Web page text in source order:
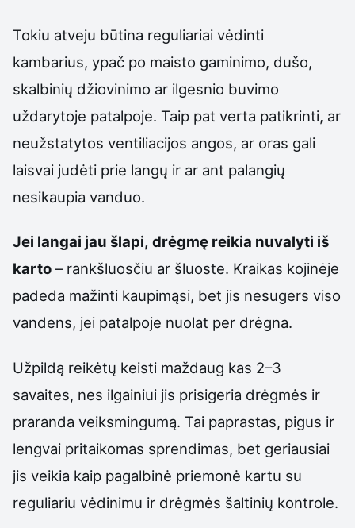
Tokiu atveju būtina reguliariai vėdinti
kambarius, ypač po maisto gaminimo, dušo,
skalbinių džiovinimo ar ilgesnio buvimo
uždarytoje patalpoje. Taip pat verta patikrinti, ar
neužstatytos ventiliacijos angos, ar oras gali
laisvai judėti prie langų ir ar ant palangių
nesikaupia vanduo.
Jei langai jau šlapi, drėgmę reikia nuvalyti iš
karto – rankšluosčiu ar šluoste. Kraikas kojinėje
padeda mažinti kaupimąsi, bet jis nesugers viso
vandens, jei patalpoje nuolat per drėgna.
Užpildą reikėtų keisti maždaug kas 2–3
savaites, nes ilgainiui jis prisigeria drėgmės ir
praranda veiksmingumą. Tai paprastas, pigus ir
lengvai pritaikomas sprendimas, bet geriausiai
jis veikia kaip pagalbinė priemonė kartu su
reguliariu vėdinimu ir drėgmės šaltinių kontrole.